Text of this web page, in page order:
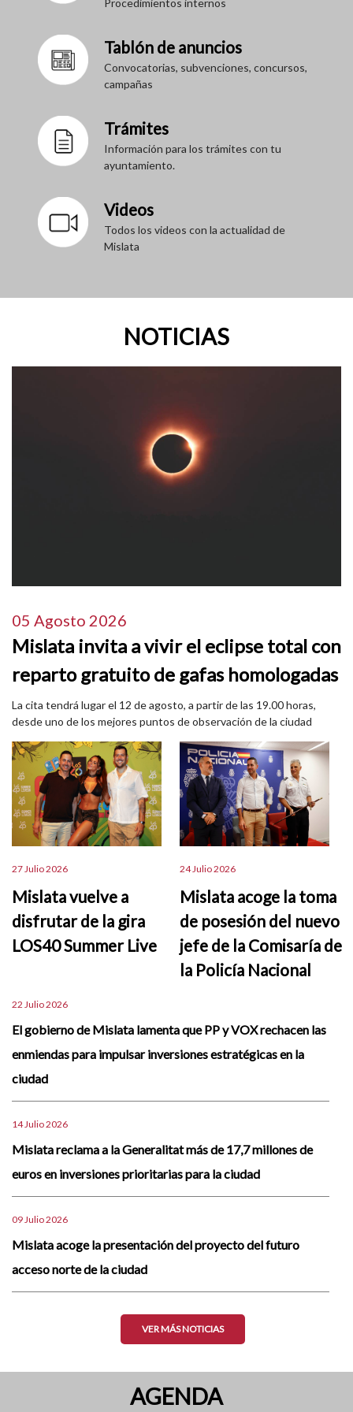
Tablón de anuncios
Convocatorias, subvenciones, concursos,
campañas
Trámites
Información para los trámites con tu
ayuntamiento.
Videos
Todos los videos con la actualidad de
Mislata
NOTICIAS
05 Agosto 2026
Mislata invita a vivir el eclipse total con
reparto gratuito de gafas homologadas
La cita tendrá lugar el 12 de agosto, a partir de las 19.00 horas,
desde uno de los mejores puntos de observación de la ciudad
27 Julio 2026
Mislata vuelve a
disfrutar de la gira
LOS40 Summer Live
24 Julio 2026
Mislata acoge la toma
de posesión del nuevo
jefe de la Comisaría de
la Policía Nacional
22 Julio 2026
El gobierno de Mislata lamenta que PP y VOX rechacen las
enmiendas para impulsar inversiones estratégicas en la
ciudad
14 Julio 2026
Mislata reclama a la Generalitat más de 17,7 millones de
euros en inversiones prioritarias para la ciudad
09 Julio 2026
Mislata acoge la presentación del proyecto del futuro
acceso norte de la ciudad
VER MÁS NOTICIAS
AGENDA